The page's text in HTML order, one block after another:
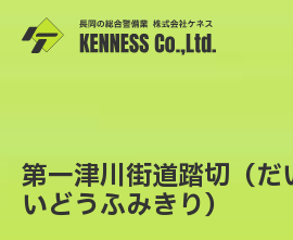
第一津川街道踏切（
いどうふみきり）